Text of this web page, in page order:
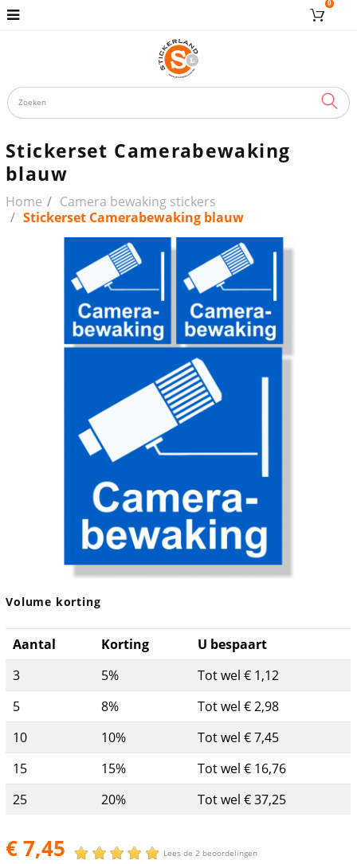
0
Stickerset Camerabewaking
blauw
Home
Camera bewaking stickers
Stickerset Camerabewaking blauw
Volume korting
Aantal Korting
U bespaart
3
5%
Tot wel € 1,12
5
8%
Tot wel € 2,98
10
10%
Tot wel € 7,45
15
15%
Tot wel € 16,76
25
20% Tot wel € 37,25
€ 7,45
Lees de 2 beoordelingen